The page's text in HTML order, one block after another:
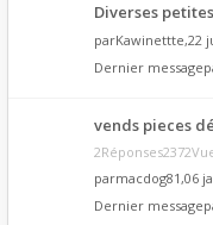
Diverses
parKawinettte,22
Dernier
vends pieces
parmacdog81,06
Dernier